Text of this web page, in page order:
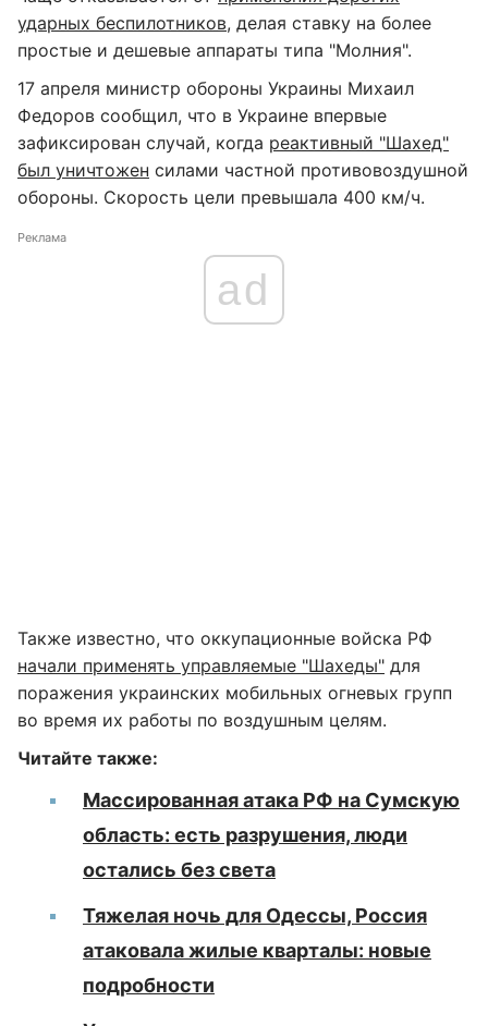
ударных беспилотников, делая ставку на более
простые и дешевые аппараты типа "Молния".
17 апреля министр обороны Украины Михаил
Федоров сообщил, что в Украине впервые
зафиксирован случай, когда реактивный "Шахед"
был уничтожен силами частной противовоздушной
обороны. Скорость цели превышала 400 км/ч.
Реклама
ad
Также известно, что оккупационные войска РФ
начали применять управляемые "Шахеды" для
поражения украинских мобильных огневых групп
во время их работы по воздушным целям.
Читайте также:
Массированная атака РФ на Сумскую
область: есть разрушения, люди
остались без света
Тяжелая ночь для Одессы, Россия
атаковала жилые кварталы: новые
подробности